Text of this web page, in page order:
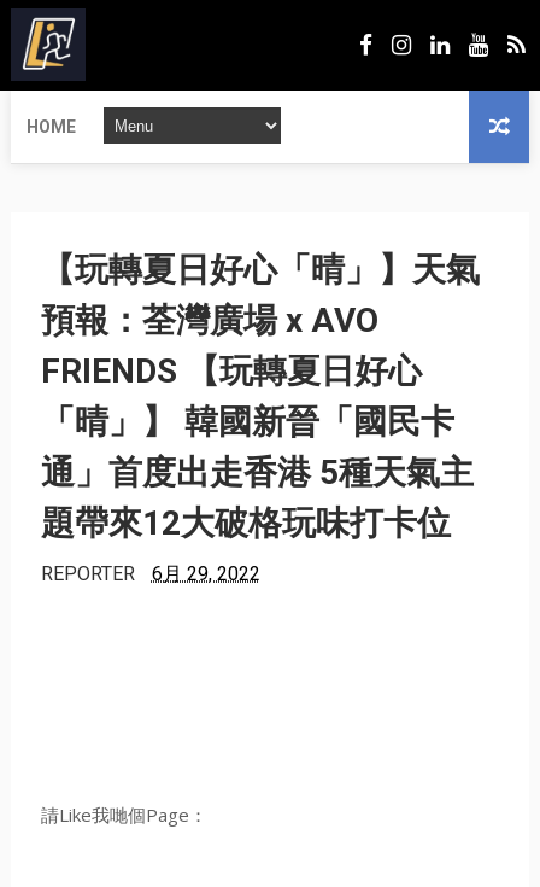
HOME
【玩轉夏日好心「晴」】天氣
預報：荃灣廣場 x AVO
FRIENDS 【玩轉夏日好心
「晴」】 韓國新晉「國民卡
通」首度出走香港 5種天氣主
題帶來12大破格玩味打卡位
REPORTER 6月 29, 2022
請Like我哋個Page：